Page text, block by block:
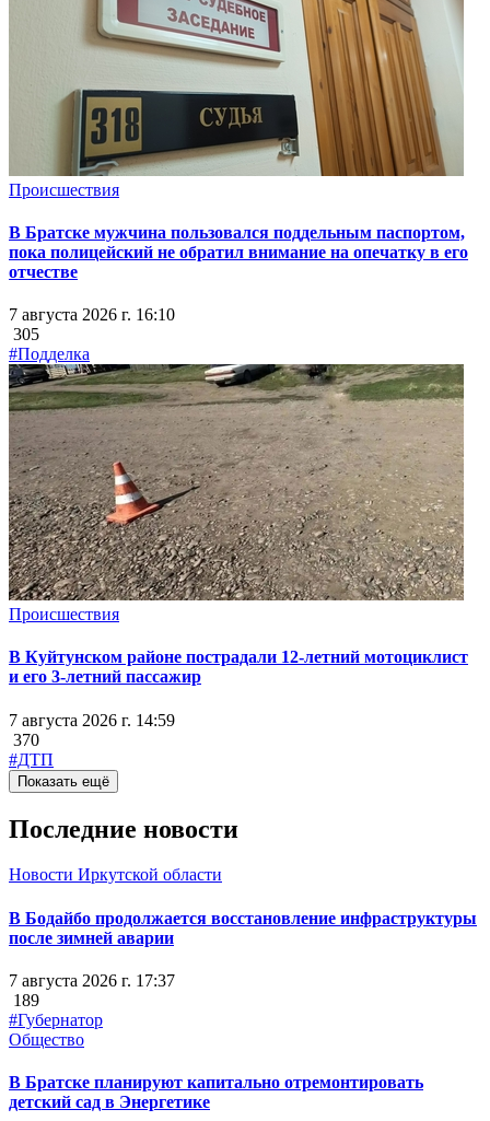
Происшествия
В Братске мужчина пользовался поддельным паспортом,
пока полицейский не обратил внимание на опечатку в его
отчестве
7 августа 2026 г. 16:10
305
#Подделка
Происшествия
В Куйтунском районе пострадали 12-летний мотоциклист
и его 3-летний пассажир
7 августа 2026 г. 14:59
370
#ДТП
Показать ещё
Последние новости
Новости Иркутской области
В Бодайбо продолжается восстановление инфраструктуры
после зимней аварии
7 августа 2026 г. 17:37
189
#Губернатор
Общество
В Братске планируют капитально отремонтировать
детский сад в Энергетике